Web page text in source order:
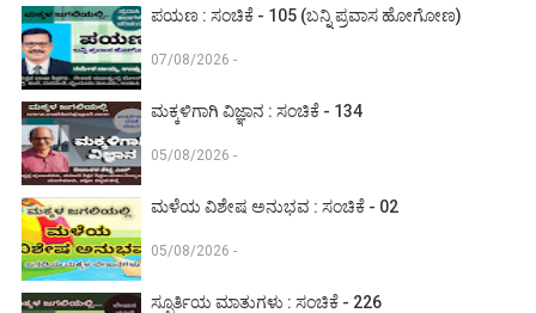
ಪಯಣ : ಸಂಚಿಕೆ - 105 (ಬನ್ನಿ ಪ್ರವಾಸ ಹೋಗೋಣ)
07/08/2026 -
ಮಕ್ಕಳಿಗಾಗಿ ವಿಜ್ಞಾನ : ಸಂಚಿಕೆ - 134
05/08/2026 -
ಮಳೆಯ ವಿಶೇಷ ಅನುಭವ : ಸಂಚಿಕೆ - 02
05/08/2026 -
ಸ್ಫೂರ್ತಿಯ ಮಾತುಗಳು : ಸಂಚಿಕೆ - 226